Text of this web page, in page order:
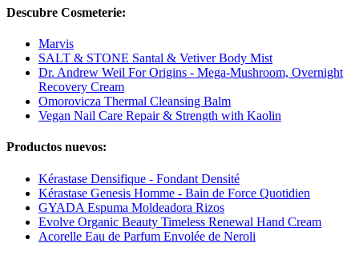
Descubre Cosmeterie:
Marvis
SALT & STONE Santal & Vetiver Body Mist
Dr. Andrew Weil For Origins - Mega-Mushroom, Overnight
Recovery Cream
Omorovicza Thermal Cleansing Balm
Vegan Nail Care Repair & Strength with Kaolin
Productos nuevos:
Kérastase Densifique - Fondant Densité
Kérastase Genesis Homme - Bain de Force Quotidien
GYADA Espuma Moldeadora Rizos
Evolve Organic Beauty Timeless Renewal Hand Cream
Acorelle Eau de Parfum Envolée de Neroli